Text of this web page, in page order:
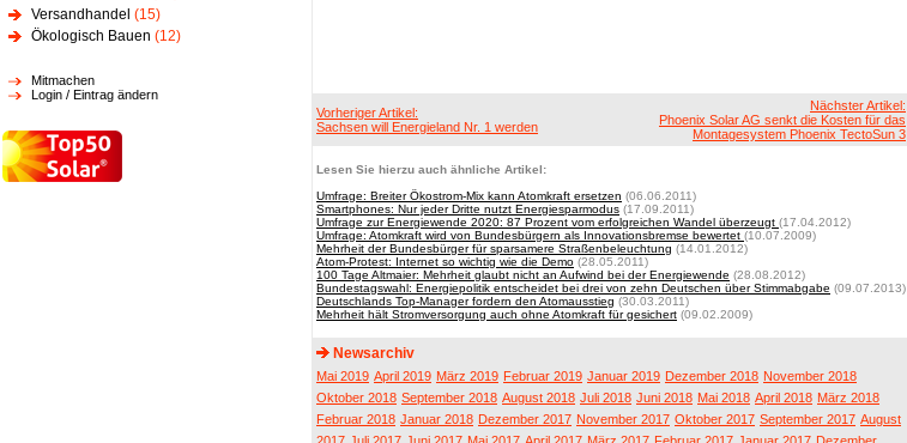
Versandhandel (15)
Ökologisch Bauen (12)
Mitmachen
Login / Eintrag ändern
Vorheriger Artikel:
Sachsen will Energieland Nr. 1 werden
Nächster Artikel:
Phoenix Solar AG senkt die Kosten für das
Montagesystem Phoenix TectoSun 3
Lesen Sie hierzu auch ähnliche Artikel:
Umfrage: Breiter Ökostrom-Mix kann Atomkraft ersetzen (06.06.2011)
Smartphones: Nur jeder Dritte nutzt Energiesparmodus (17.09.2011)
Umfrage zur Energiewende 2020: 87 Prozent vom erfolgreichen Wandel überzeugt (17.04.2012)
Umfrage: Atomkraft wird von Bundesbürgern als Innovationsbremse bewertet (10.07.2009)
Mehrheit der Bundesbürger für sparsamere Straßenbeleuchtung (14.01.2012)
Atom-Protest: Internet so wichtig wie die Demo (28.05.2011)
100 Tage Altmaier: Mehrheit glaubt nicht an Aufwind bei der Energiewende (28.08.2012)
Bundestagswahl: Energiepolitik entscheidet bei drei von zehn Deutschen über Stimmabgabe (09.07.2013)
Deutschlands Top-Manager fordern den Atomausstieg (30.03.2011)
Mehrheit hält Stromversorgung auch ohne Atomkraft für gesichert (09.02.2009)
Newsarchiv
Mai 2019 April 2019 März 2019 Februar 2019 Januar 2019 Dezember 2018 November 2018
Oktober 2018 September 2018 August 2018 Juli 2018 Juni 2018 Mai 2018 April 2018 März 2018
Februar 2018 Januar 2018 Dezember 2017 November 2017 Oktober 2017 September 2017 August